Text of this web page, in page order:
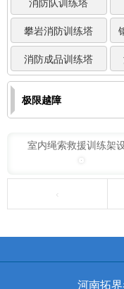
消防队训练塔
攀岩消防训练塔
消防成品训练塔
极限越障
室内绳索救援训练架
‹
河南拓